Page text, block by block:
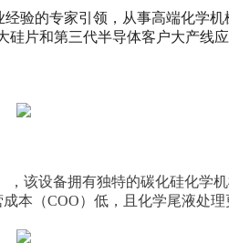
验的专家引领，从事高端化学
片和第三代半导体客户大产线应
该设备拥有独特的碳化硅化学
本（COO）低，且化学尾液处理